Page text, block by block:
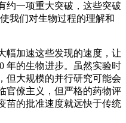
约一项重大突破，这些突破
我们对生物过程的理解和
加速这些发现的速度，让
年的生物进步。虽然实验时
但大规模的并行研究可能会
官僚主义，但严格的药物评
苗的批准速度就远快于传统